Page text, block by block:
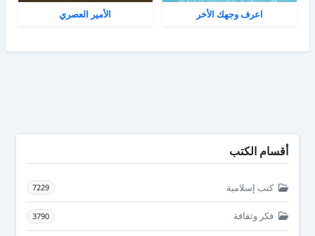
اعرف وجهك الأخر الأمير العصري
أقسام الكتب
كتب إسلامية 7229
فكر وثقافة 3790